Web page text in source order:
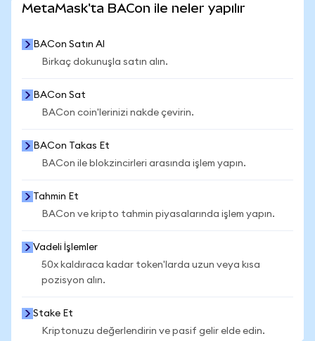
MetaMask'ta BACon ile neler yapılır
BACon Satın Al
Birkaç dokunuşla satın alın.
BACon Sat
BACon coin'lerinizi nakde çevirin.
BACon Takas Et
BACon ile blokzincirleri arasında işlem yapın.
Tahmin Et
BACon ve kripto tahmin piyasalarında işlem yapın.
Vadeli İşlemler
50x kaldıraca kadar token'larda uzun veya kısa
pozisyon alın.
Stake Et
Kriptonuzu değerlendirin ve pasif gelir elde edin.